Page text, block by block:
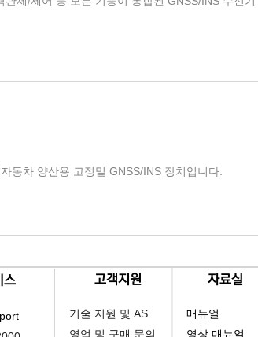
동차 양산용 고정밀 GNSS/INS 장치입니다.
​고객지원 ​자료실
기술 지원 및 AS 매뉴얼
영업 및 구매 문의
영상 매뉴얼
스